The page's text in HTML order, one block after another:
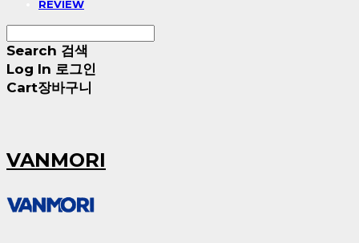
REVIEW
Search 검색
Log In 로그인
Cart장바구니
VANMORI